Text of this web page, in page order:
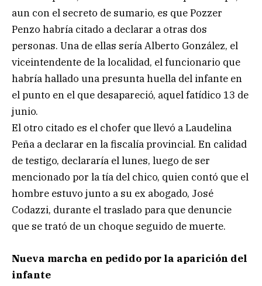
aun con el secreto de sumario, es que Pozzer
Penzo habría citado a declarar a otras dos
personas. Una de ellas sería Alberto González, el
viceintendente de la localidad, el funcionario que
habría hallado una presunta huella del infante en
el punto en el que desapareció, aquel fatídico 13 de
junio.
El otro citado es el chofer que llevó a Laudelina
Peña a declarar en la fiscalía provincial. En calidad
de testigo, declararía el lunes, luego de ser
mencionado por la tía del chico, quien contó que el
hombre estuvo junto a su ex abogado, José
Codazzi, durante el traslado para que denuncie
que se trató de un choque seguido de muerte.
Nueva marcha en pedido por la aparición del
infante